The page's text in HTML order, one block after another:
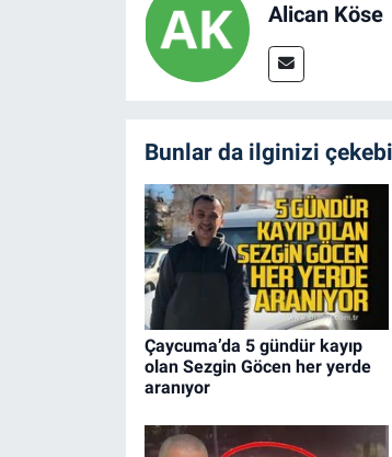
Alican Köse
Bunlar da ilginizi
Çaycuma’da 5 gündür kayıp
olan Sezgin Göcen her yerde
aranıyor